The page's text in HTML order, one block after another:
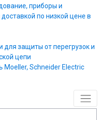
приборы и
по низкой цене в
защиты от перегрузок и
цепи
Moeller, Schneider Еlectric